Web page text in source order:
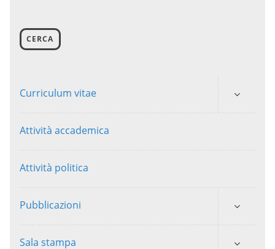
CERCA
Curriculum vitae
Attività accademica
Attività politica
Pubblicazioni
Sala stampa